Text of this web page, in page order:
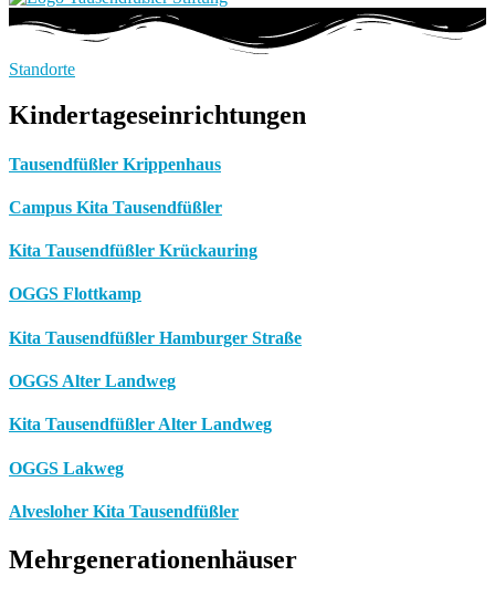
Standorte
Kindertageseinrichtungen
Tausendfüßler Krippenhaus
Campus Kita Tausendfüßler
Kita Tausendfüßler Krückauring
OGGS Flottkamp
Kita Tausendfüßler Hamburger Straße
OGGS Alter Landweg
Kita Tausendfüßler Alter Landweg
OGGS Lakweg
Alvesloher Kita Tausendfüßler
Mehrgenerationenhäuser